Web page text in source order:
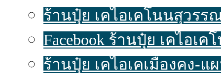
ร้านปุ๋ย เคไอเคโนนสุวร
Facebook ร้านปุ๋ย เคไอ
ร้านปุ๋ย เคไอเคเมืองคง-แ